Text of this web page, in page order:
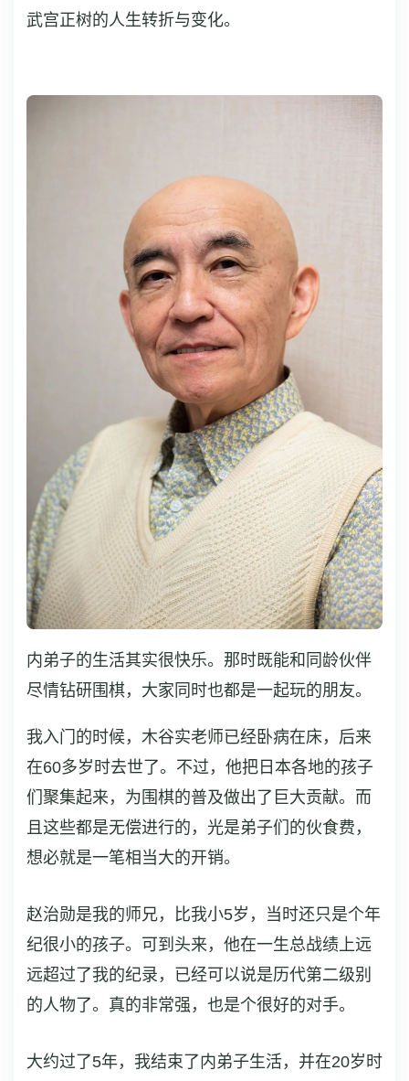
武宫正树的人生转折与变化。
内弟子的生活其实很快乐。那时既能和同龄伙伴
尽情钻研围棋，大家同时也都是一起玩的朋友。
我入门的时候，木谷实老师已经卧病在床，后来
在60多岁时去世了。不过，他把日本各地的孩子
们聚集起来，为围棋的普及做出了巨大贡献。而
且这些都是无偿进行的，光是弟子们的伙食费，
想必就是一笔相当大的开销。
赵治勋是我的师兄，比我小5岁，当时还只是个年
纪很小的孩子。可到头来，他在一生总战绩上远
远超过了我的纪录，已经可以说是历代第二级别
的人物了。真的非常强，也是个很好的对手。
大约过了5年，我结束了内弟子生活，并在20岁时